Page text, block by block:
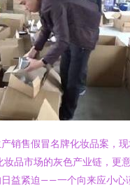
销售假冒名牌化妆品案，
品市场的灰色产业链，更
益紧迫——一个向来应小心